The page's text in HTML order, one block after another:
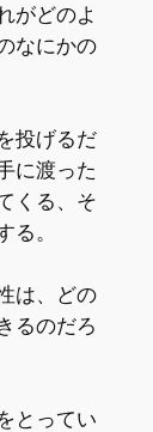
がどのよ
なにかの
投げるだ
に渡った
くる、そ
る。
は、どの
るのだろ
とってい